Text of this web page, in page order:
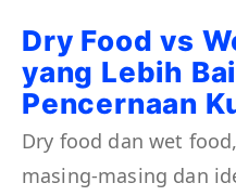
Dry Food vs
yang Lebih
Pencernaan
Dry food dan wet
masing-masing dan